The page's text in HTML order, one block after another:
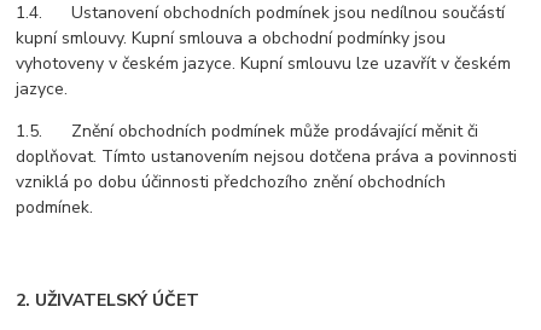
1.4. Ustanovení obchodních podmínek jsou nedílnou součástí
kupní smlouvy. Kupní smlouva a obchodní podmínky jsou
vyhotoveny v českém jazyce. Kupní smlouvu lze uzavřít v českém
jazyce.
1.5. Znění obchodních podmínek může prodávající měnit či
doplňovat. Tímto ustanovením nejsou dotčena práva a povinnosti
vzniklá po dobu účinnosti předchozího znění obchodních
podmínek.
2. UŽIVATELSKÝ ÚČET